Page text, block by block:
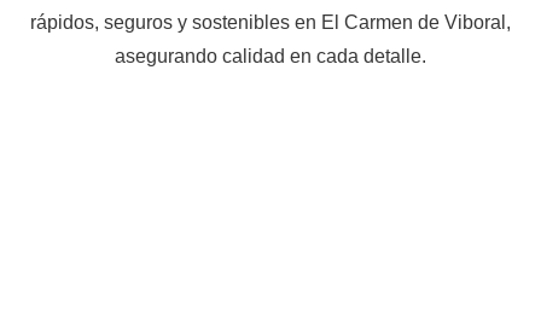
rápidos, seguros y sostenibles en El Carmen de Viboral,
asegurando calidad en cada detalle.